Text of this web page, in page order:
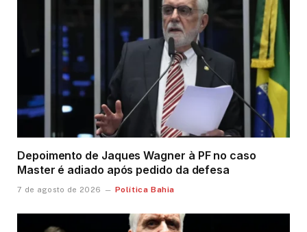
Depoimento de Jaques Wagner à PF no caso
Master é adiado após pedido da defesa
7 de agosto de 2026 Política Bahia